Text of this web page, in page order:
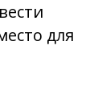
для